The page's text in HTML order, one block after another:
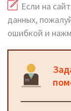
Если на
данных,
ошибкой и